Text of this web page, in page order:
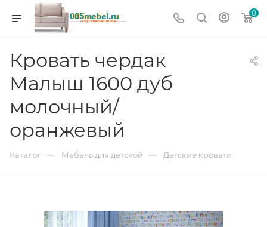
0
Кровать чердак
Малыш 1600 дуб
молочный/
оранжевый
Каталог — Мебель для детской — Детские кровати